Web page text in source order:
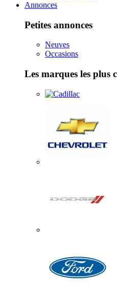
Annonces
Petites annonces
Neuves
Occasions
Les marques les plus